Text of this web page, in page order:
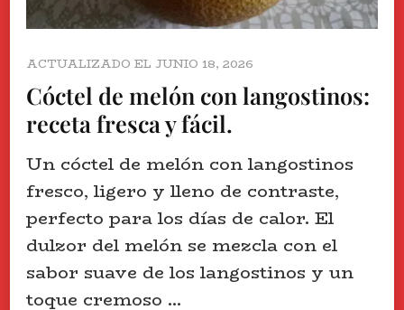
ACTUALIZADO EL JUNIO 18, 2026
Cóctel de melón con langostinos:
receta fresca y fácil.
Un cóctel de melón con langostinos
fresco, ligero y lleno de contraste,
perfecto para los días de calor. El
dulzor del melón se mezcla con el
sabor suave de los langostinos y un
toque cremoso …